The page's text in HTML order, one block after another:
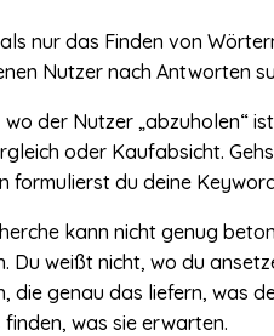
nur das Finden von
Nutzer nach Antworten
der Nutzer „abzuholen“
oder Kaufabsicht.
formulierst du deine
kann nicht genug
Du weißt nicht, wo du
die genau das liefern, was
was sie erwarten.